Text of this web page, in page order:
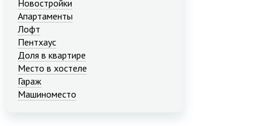
Новостройки
Апартаменты
Лофт
Пентхаус
Доля в квартире
Место в хостеле
Гараж
Машиноместо